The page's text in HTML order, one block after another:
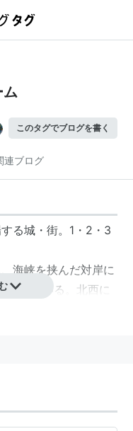
ム
このタグでブログを書く
連ブログ
る城・街。1・2・3
海峡を挟んだ対岸に
建っている。北西に
光あれ」の言葉とと